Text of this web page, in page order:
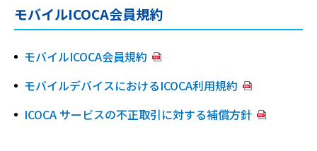
モバイルICOCA会員規約
モバイルICOCA会員規約
モバイルデバイスにおけるICOCA利用規約
ICOCA サービスの不正取引に対する補償方針